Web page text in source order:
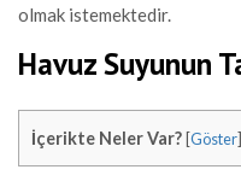
olmak istemektedir.
Havuz Suyunun
İçerikte Neler Var? [Göster]